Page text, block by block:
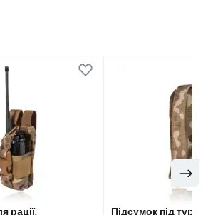
рації.
Підсумок під